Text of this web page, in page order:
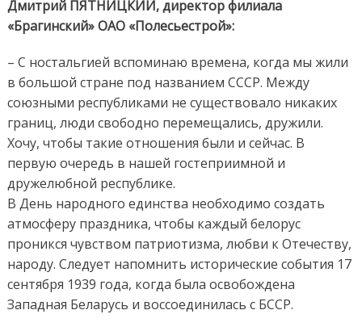
Дмитрий ПЯТНИЦКИЙ, директор филиала
«Брагинский» ОАО «Полесьестрой»:
– С ностальгией вспоминаю времена, когда мы жили
в большой стране под названием СССР. Между
союзными республиками не существовало никаких
границ, люди свободно перемещались, дружили.
Хочу, чтобы такие отношения были и сейчас. В
первую очередь в нашей гостеприимной и
дружелюбной республике.
В День народного единства необходимо создать
атмосферу праздника, чтобы каждый белорус
проникся чувством патриотизма, любви к Отечеству,
народу. Следует напомнить исторические события 17
сентября 1939 года, когда была освобождена
Западная Беларусь и воссоединилась с БССР.